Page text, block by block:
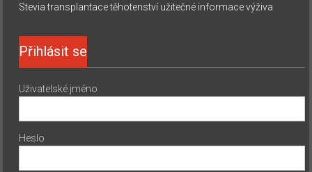
Stevia transplantace těhotenství užitečné informace výživa
Přihlásit se
Uživatelské jméno
Heslo